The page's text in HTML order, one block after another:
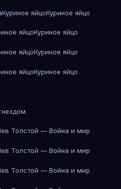
Куриное яйцоКуриное яйцо
яйцоКуриное яйцо
яйцоКуриное яйцо
яйцоКуриное яйцо
Толстой — Война и мир
Толстой — Война и мир
Толстой — Война и мир